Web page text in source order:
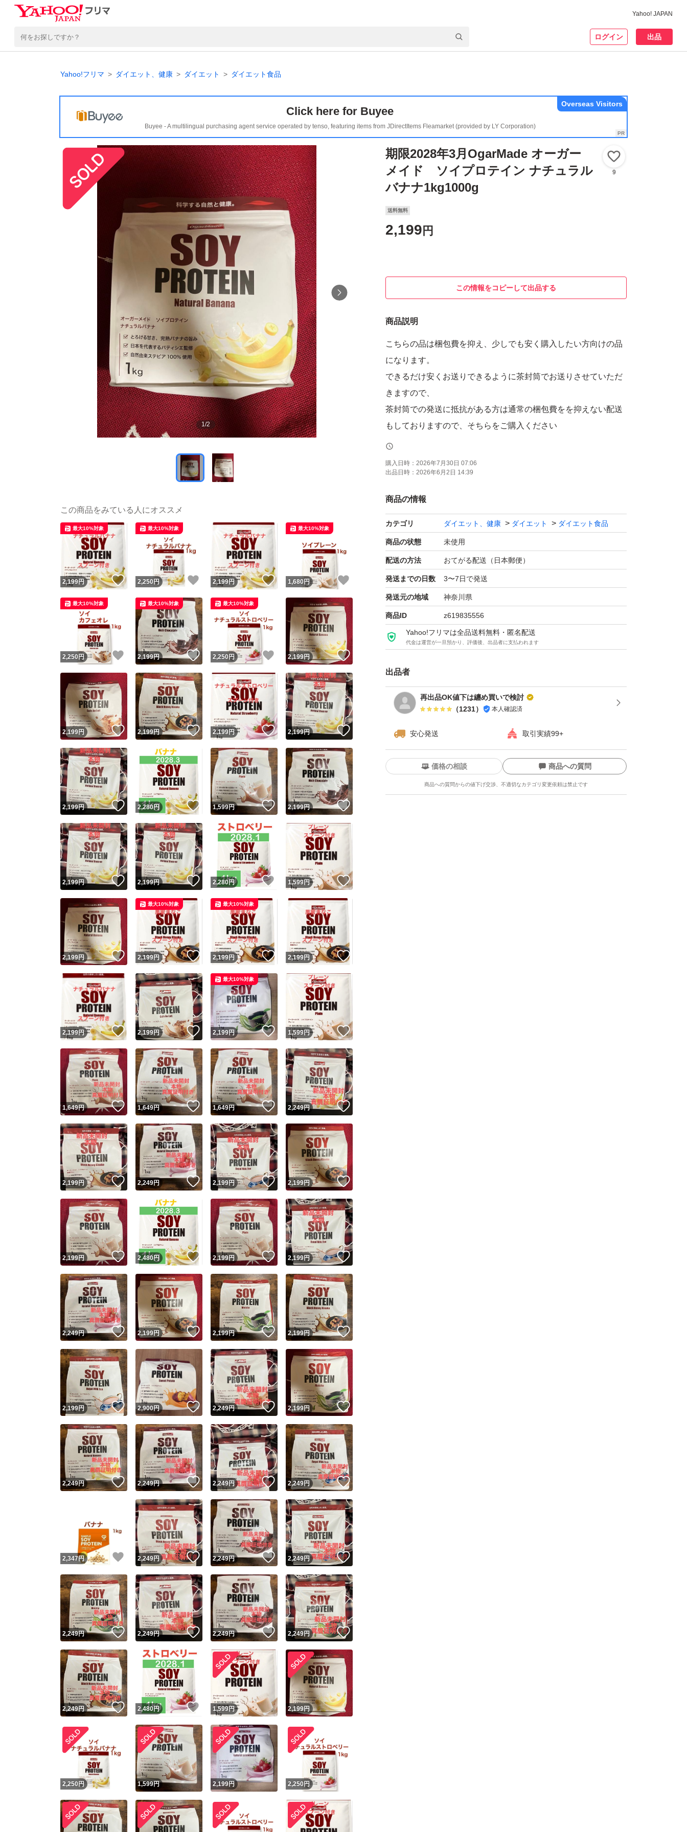
Yahoo! JAPAN
ログイン 出品
Yahoo!フリマ ダイエット、健康 ダイエット ダイエット食品
Click here for Buyee
Buyee - A multilingual purchasing agent service operated by tenso, featuring items from JDirectItems Fleamarket (provided by LY Corporation)
Overseas Visitors
1/2
期限2028年3月OgarMade オーガー
メイド ソイプロテイン ナチュラル
バナナ1kg1000g
9
送料無料
2,199 円
この情報をコピーして出品する
商品説明
こちらの品は梱包費を抑え、少しでも安く購入したい方向けの品
になります。
できるだけ安くお送りできるように茶封筒でお送りさせていただ
きますので、
茶封筒での発送に抵抗がある方は通常の梱包費をを抑えない配送
もしておりますので、そちらをご購入ください
購入日時： 2026年7月30日 07:06
出品日時： 2026年6月2日 14:39
商品の情報
カテゴリ ダイエット、健康 ダイエット ダイエット食品
商品の状態 未使用
配送の方法 おてがる配送（日本郵便）
発送までの日数 3〜7日で発送
発送元の地域 神奈川県
商品ID z619835556
Yahoo!フリマは全品送料無料・匿名配送
代金は運営が一旦預かり、評価後、出品者に支払われます
出品者
再出品OK値下は纏め買いで検討
（1231） 本人確認済
安心発送 取引実績99+
ユーザーの実績について
Yahoo!フリマが定めた一定の基準を満たしたユーザーにバッジを付与しています
安心取引出品者
安心取引出品者 Yahoo!フリマの基準をクリアした安心・安全なユーザーです
取引実績
取引実績◯+ このユーザーはYahoo!フリマの取引を完了させた実績があります
他フリマ実績◯+ このユーザーは他フリマサービスでの取引実績があります
スピード&安心発送
※このバッジは実績に基づく表示であり、発送を保証しているものではありません
スピード＆安心発送
このユーザーは高頻度で24時間以内＆設定した発送日数内に発送してい
ます
スピード発送 このユーザーは高頻度で24時間以内に発送しています
安心発送 このユーザーは設定した発送日数内に発送しています
価格の相談 商品への質問
商品への質問からの値下げ交渉、不適切なカテゴリ変更依頼は禁止です
この商品の情報をコピーします
商品画像の無断転載は禁止されています
コピーは1商品につき1回です
出品ページへ
キャンセル
この商品をみている人にオススメ
2,199円 いいね！
最大10%対象
2,250 円 いいね！
最大10%対象
2,199円 いいね！
1,680 円
最大10%対象
2,250 円 いいね！
最大10%対象
2,199円 いいね！
最大10%対象
2,250 円 いいね！
最大10%対象
2,199円 いいね！
2,199円 いいね！
2,199円 いいね！
2,199円 いいね！
2,199円
2,199円 いいね！
2,280円 いいね！
1,599円 いいね！
2,199円 いいね！
2,199円 いいね！
2,199円 いいね！
2,280円 いいね！
1,599円 いいね！
2,199円 いいね！
2,199円 いいね！
最大10%対象
2,199円 いいね！
最大10%対象
2,199円
2,199円 いいね！
2,199円 いいね！
2,199円 いいね！
最大10%対象
1,599円 いいね！
1,649円 いいね！
1,649円 いいね！
1,649円 いいね！
2,249円
2,199円 いいね！
2,249円 いいね！
2,199円 いいね！
2,199円 いいね！
2,199円 いいね！
2,480円 いいね！
2,199円 いいね！
2,199円
2,249円 いいね！
2,199円 いいね！
2,199円 いいね！
2,199円 いいね！
2,199円 いいね！
2,900円 いいね！
2,249円 いいね！
2,199円 いいね！
2,249円 いいね！
2,249円 いいね！
2,249円 いいね！
2,249円 いいね！
2,347円 いいね！
2,249円 いいね！
2,249円 いいね！
2,249円
2,249円 いいね！
2,249円 いいね！
2,249円 いいね！
2,249円
2,249円 いいね！
2,480円 いいね！
1,599円 2,199円
2,250 円 1,599円 2,199円 2,250 円